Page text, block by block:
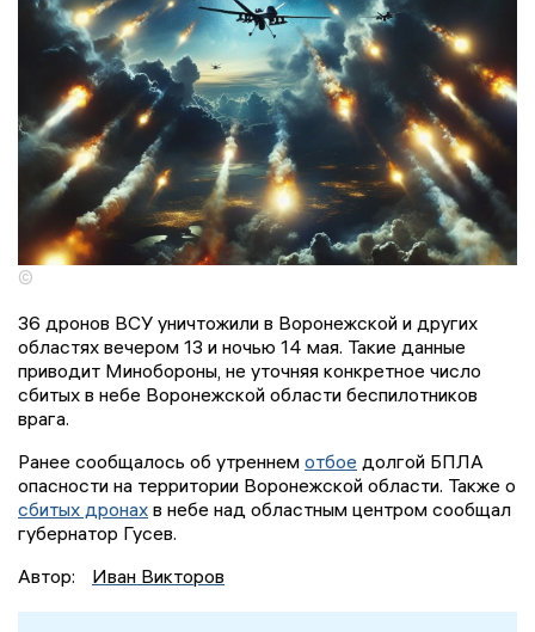
©
36 дронов ВСУ уничтожили в Воронежской и других
областях вечером 13 и ночью 14 мая. Такие данные
приводит Минобороны, не уточняя конкретное число
сбитых в небе Воронежской области беспилотников
врага.
Ранее сообщалось об утреннем отбое долгой БПЛА
опасности на территории Воронежской области. Также о
сбитых дронах в небе над областным центром сообщал
губернатор Гусев.
Автор:
Иван Викторов